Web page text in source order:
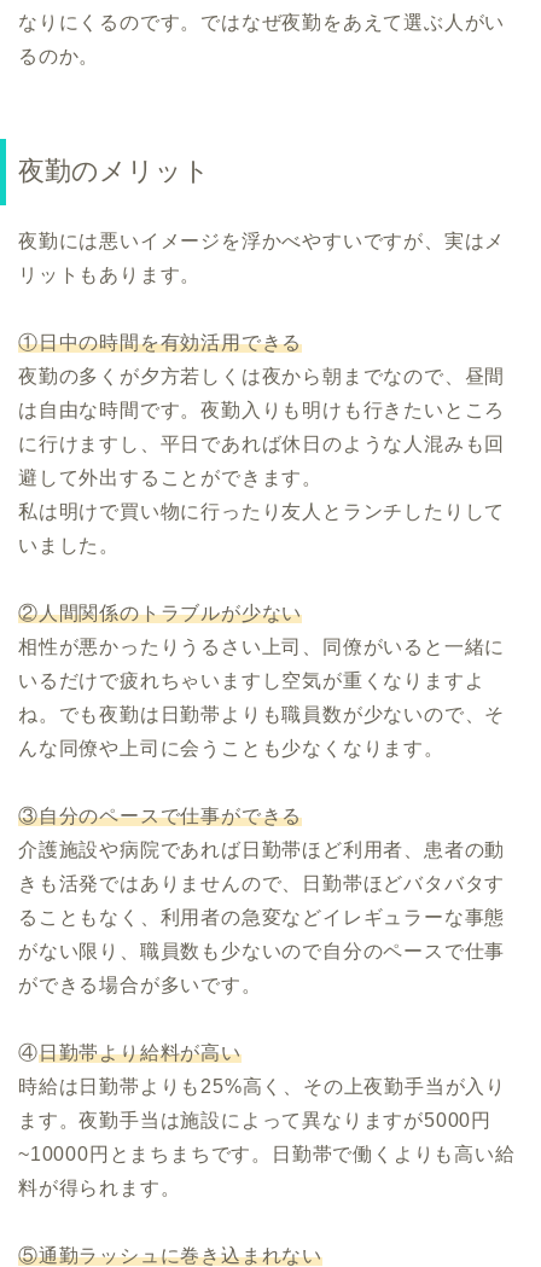
なりにくるのです。ではなぜ夜勤をあえて選ぶ人がい
るのか。
夜勤のメリット
夜勤には悪いイメージを浮かべやすいですが、実はメ
リットもあります。
①日中の時間を有効活用できる
夜勤の多くが夕方若しくは夜から朝までなので、昼間
は自由な時間です。夜勤入りも明けも行きたいところ
に行けますし、平日であれば休日のような人混みも回
避して外出することができます。
私は明けで買い物に行ったり友人とランチしたりして
いました。
②人間関係のトラブルが少ない
相性が悪かったりうるさい上司、同僚がいると一緒に
いるだけで疲れちゃいますし空気が重くなりますよ
ね。でも夜勤は日勤帯よりも職員数が少ないので、そ
んな同僚や上司に会うことも少なくなります。
③自分のペースで仕事ができる
介護施設や病院であれば日勤帯ほど利用者、患者の動
きも活発ではありませんので、日勤帯ほどバタバタす
ることもなく、利用者の急変などイレギュラーな事態
がない限り、職員数も少ないので自分のペースで仕事
ができる場合が多いです。
④日勤帯より給料が高い
時給は日勤帯よりも25%高く、その上夜勤手当が入り
ます。夜勤手当は施設によって異なりますが5000円
~10000円とまちまちです。日勤帯で働くよりも高い給
料が得られます。
⑤通勤ラッシュに巻き込まれない